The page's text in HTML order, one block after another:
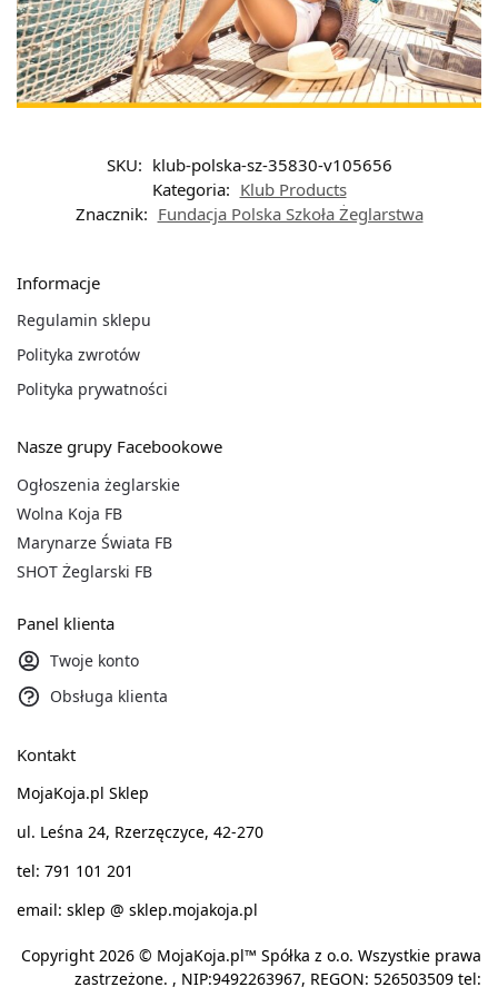
SKU: klub-polska-sz-35830-v105656
Kategoria: Klub Products
Znacznik: Fundacja Polska Szkoła Żeglarstwa
Informacje
Regulamin sklepu
Polityka zwrotów
Polityka prywatności
Nasze grupy Facebookowe
Ogłoszenia żeglarskie
Wolna Koja FB
Marynarze Świata FB
SHOT Żeglarski FB
Panel klienta
Twoje konto
Obsługa klienta
Kontakt
MojaKoja.pl Sklep
ul. Leśna 24, Rzerzęczyce, 42-270
tel: 791 101 201
email: sklep @ sklep.mojakoja.pl
Copyright 2026 © MojaKoja.pl™ Spółka z o.o. Wszystkie prawa
zastrzeżone. , NIP:9492263967, REGON: 526503509 tel: